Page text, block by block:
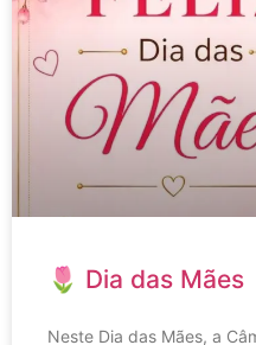
🌷 Dia das Mães
Neste Dia das Mães, a